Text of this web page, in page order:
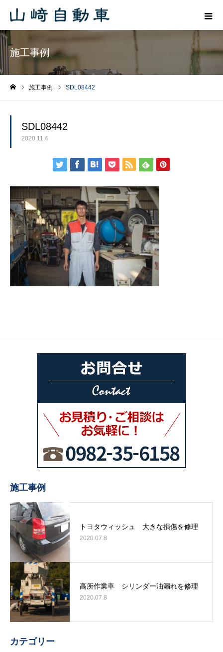
施工事例
施工事例 SDL08442
SDL08442
2020.11.4
施工事例
トヨタウィッシュ 大きな損傷を修理
2020.07.8
高所作業車 シリンダー油漏れを修理
2020.07.8
カテゴリー